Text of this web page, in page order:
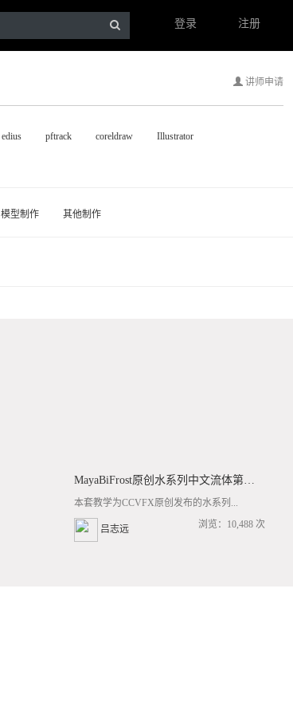
登录 注册
讲师申请
edius pftrack coreldraw Illustrator
模型制作 其他制作
MayaBiFrost原创水系列中文流体第三套BF基础/高阶案例全流程教学
本套教学为CCVFX原创发布的水系列...
吕志远 浏览：10,488 次